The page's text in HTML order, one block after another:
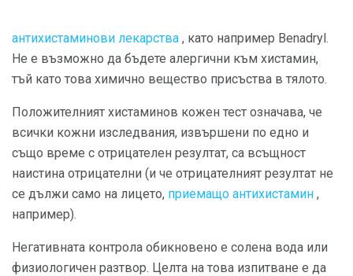
антихистаминови лекарства , като например Benadryl.
Не е възможно да бъдете алергични към хистамин,
тъй като това химично вещество присъства в тялото.
Положителният хистаминов кожен тест означава, че
всички кожни изследвания, извършени по едно и
също време с отрицателен резултат, са всъщност
наистина отрицателни (и че отрицателният резултат не
се дължи само на лицето, приемащо антихистамин ,
например).
Негативната контрола обикновено е солена вода или
физиологичен разтвор. Целта на това изпитване е да